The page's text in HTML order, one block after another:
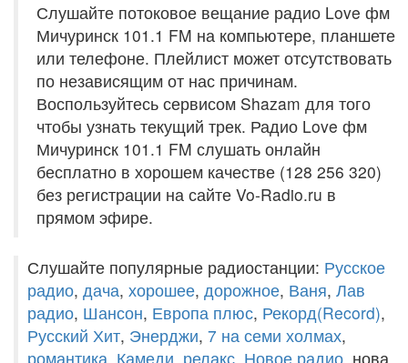
Слушайте потоковое вещание радио Love фм
Мичуринск 101.1 FM на компьютере, планшете
или телефоне. Плейлист может отсутствовать
по независящим от нас причинам.
Воспользуйтесь сервисом Shazam для того
чтобы узнать текущий трек. Радио Love фм
Мичуринск 101.1 FM слушать онлайн
бесплатно в хорошем качестве (128 256 320)
без регистрации на сайте Vo-Radio.ru в
прямом эфире.
Слушайте популярные радиостанции: Русское
радио, дача, хорошее, дорожное, Ваня, Лав
радио, Шансон, Европа плюс, Рекорд(Record),
Русский Хит, Энерджи, 7 на семи холмах,
романтика, Камеди, релакс, Новое радио, нова,